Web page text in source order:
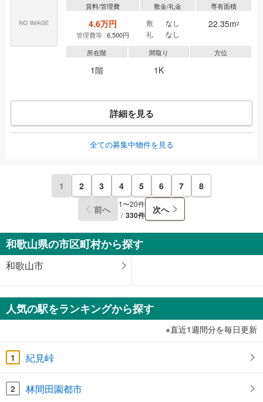
賃料/管理費
4.6万円
管理費等 6,500円
敷金/礼金
敷
なし
礼
なし
専有面積
22.35m2
所在階
1階
間取り
1K
方位
詳細を見る
全ての募集中物件を見る
前へ
1 2 3 4 5 6 7
8
次へ
1〜20件
330件
和歌山県の市区町村から探す
和歌山市
人気の駅をランキングから探す
※直近1週間分を毎日更新
1 紀見峠
2 林間田園都市